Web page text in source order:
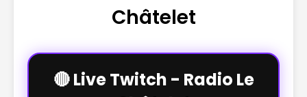
Châtelet
🔴 Live Twitch - Radio Le